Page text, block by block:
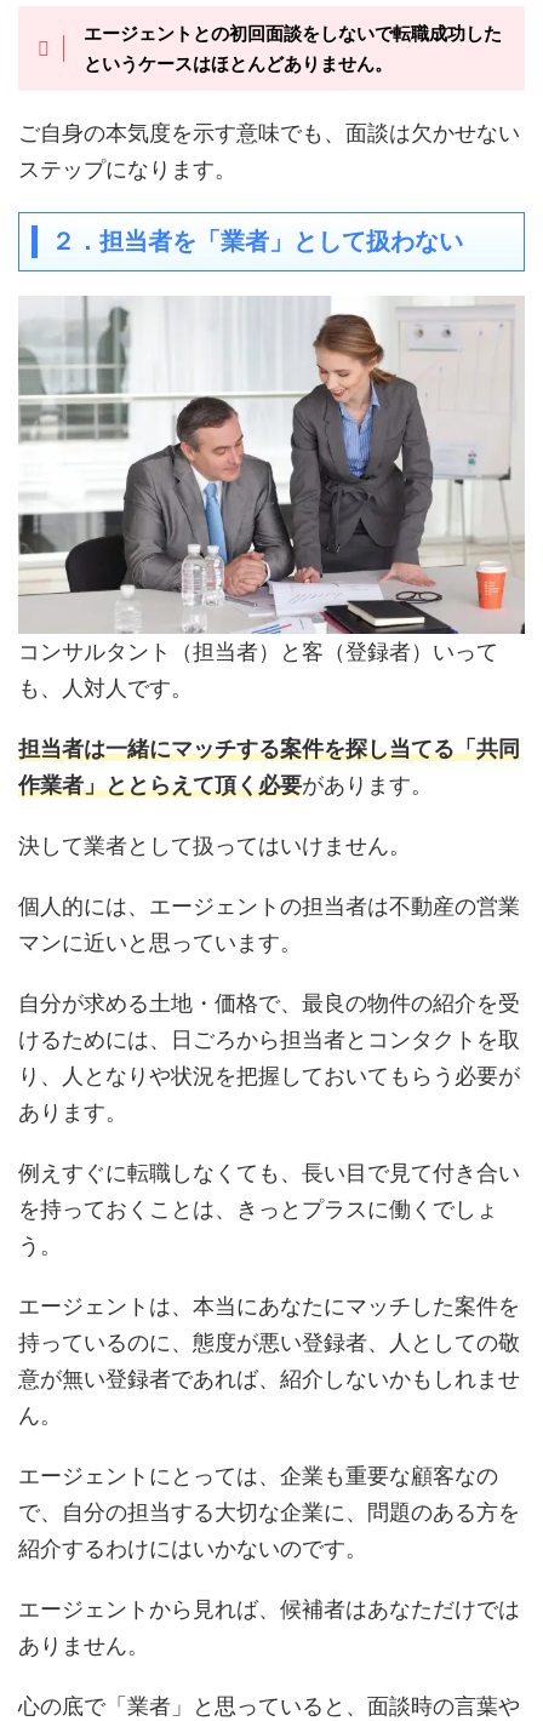
エージェントとの初回面談をしないで転職成功した
というケースはほとんどありません。
ご自身の本気度を示す意味でも、面談は欠かせない
ステップになります。
２．担当者を「業者」として扱わない
コンサルタント（担当者）と客（登録者）いって
も、人対人です。
担当者は一緒にマッチする案件を探し当てる「共同
作業者」ととらえて頂く必要があります。
決して業者として扱ってはいけません。
個人的には、エージェントの担当者は不動産の営業
マンに近いと思っています。
自分が求める土地・価格で、最良の物件の紹介を受
けるためには、日ごろから担当者とコンタクトを取
り、人となりや状況を把握しておいてもらう必要が
あります。
例えすぐに転職しなくても、長い目で見て付き合い
を持っておくことは、きっとプラスに働くでしょ
う。
エージェントは、本当にあなたにマッチした案件を
持っているのに、態度が悪い登録者、人としての敬
意が無い登録者であれば、紹介しないかもしれませ
ん。
エージェントにとっては、企業も重要な顧客なの
で、自分の担当する大切な企業に、問題のある方を
紹介するわけにはいかないのです。
エージェントから見れば、候補者はあなただけでは
ありません。
心の底で「業者」と思っていると、面談時の言葉や